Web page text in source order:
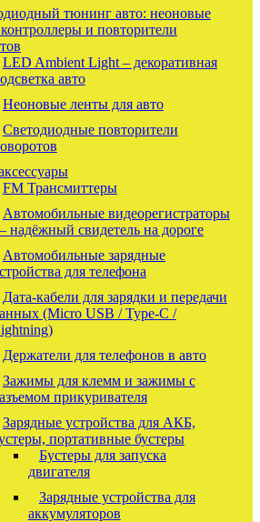
тюнинг авто: неоновые
и повторители
LED Ambient Light – декоративная
авто
Неоновые ленты для авто
Светодиодные повторители
FM Трансмиттеры
Автомобильные видеорегистраторы
надёжный свидетель на дороге
Автомобильные зарядные
для телефона
Дата-кабели для зарядки и передачи
(Micro USB / Type-C /
Держатели для телефонов в авто
Зажимы для клемм и зажимы с
прикуривателя
Зарядные устройства для АКБ,
портативные бустеры
Бустеры для запуска
двигателя
Зарядные устройства для
аккумуляторов